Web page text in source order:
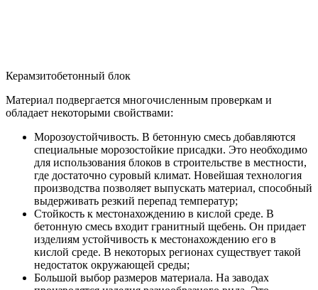
Керамзитобетонный блок
Материал подвергается многочисленным проверкам и
обладает некоторыми свойствами:
Морозоустойчивость. В бетонную смесь добавляются
специальные морозостойкие присадки. Это необходимо
для использования блоков в строительстве в местности,
где достаточно суровый климат. Новейшая технология
производства позволяет выпускать материал, способный
выдерживать резкий перепад температур;
Стойкость к местонахождению в кислой среде. В
бетонную смесь входит гранитный щебень. Он придает
изделиям устойчивость к местонахождению его в
кислой среде. В некоторых регионах существует такой
недостаток окружающей среды;
Большой выбор размеров материала. На заводах